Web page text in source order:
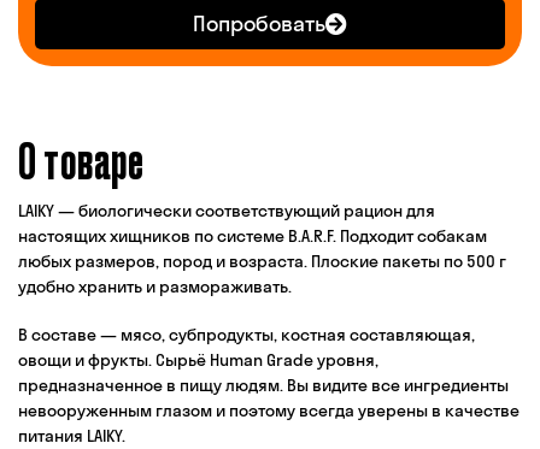
Попробовать
О товаре
LAIKY — биологически соответствующий рацион для
настоящих хищников по системе B.A.R.F. Подходит собакам
любых размеров, пород и возраста. Плоские пакеты по 500 г
удобно хранить и размораживать.
В составе — мясо, субпродукты, костная составляющая,
овощи и фрукты. Сырьё Human Grade уровня,
предназначенное в пищу людям. Вы видите все ингредиенты
невооруженным глазом и поэтому всегда уверены в качестве
питания LAIKY.